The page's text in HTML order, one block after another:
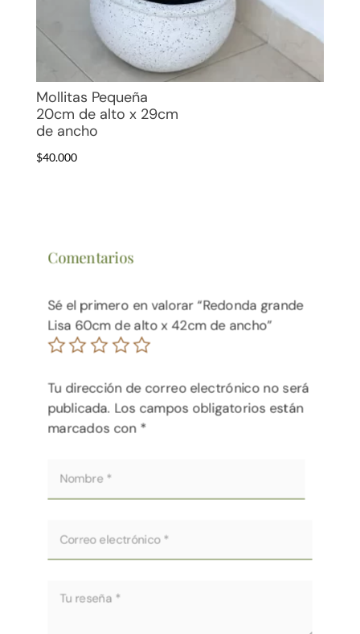
Mollitas Pequeña
20cm de alto x 29cm
de ancho
$40.000
Comentarios
Sé el primero en valorar “Redonda grande
Lisa 60cm de alto x 42cm de ancho”
Tu dirección de correo electrónico no será
publicada. Los campos obligatorios están
marcados con *